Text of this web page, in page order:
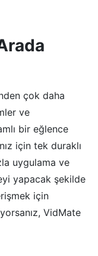
çok daha
ve
bir eğlence
için tek duraklı
uygulama ve
yapacak şekilde
için
VidMate